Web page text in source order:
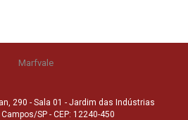
290 - Sala 01 - Jardim das Indústrias
SP - CEP: 12240-450